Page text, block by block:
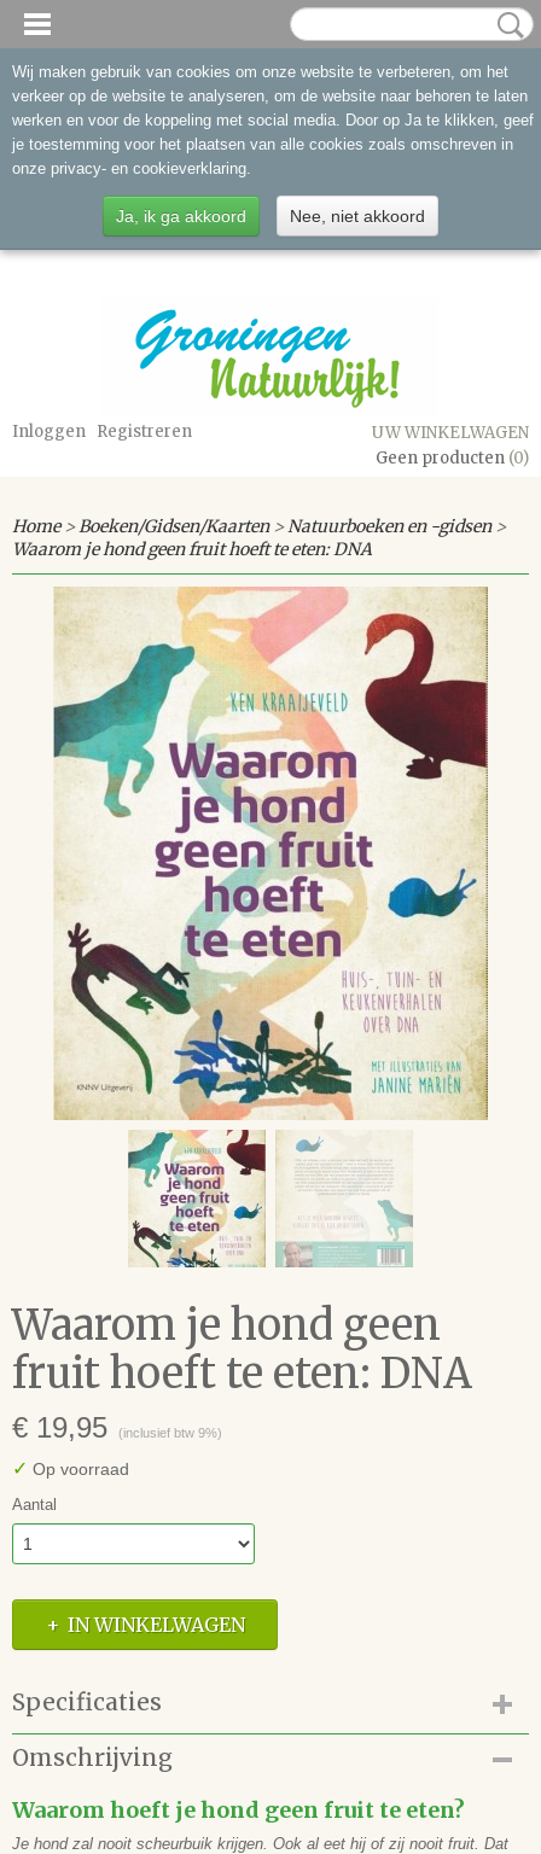
Inloggen Registreren
UW WINKELWAGEN
Geen producten (0)
Home>Boeken/Gidsen/Kaarten>Natuurboeken en -gidsen>
Waarom je hond geen fruit hoeft te eten: DNA
Waarom je hond geen
fruit hoeft te eten: DNA
€ 19,95 (inclusief btw 9%)
✓ Op voorraad
Aantal
IN WINKELWAGEN
Specificaties
Productcode
42.118.002
EAN code
Omschrijving
Waarom hoeft je hond geen fruit te eten?
Je hond zal nooit scheurbuik krijgen. Ook al eet hij of zij nooit fruit. Dat
Wij maken gebruik van cookies om onze website te verbeteren, om het
verkeer op de website te analyseren, om de website naar behoren te laten
werken en voor de koppeling met social media. Door op Ja te klikken, geef
je toestemming voor het plaatsen van alle cookies zoals omschreven in
onze privacy- en cookieverklaring.
Ja, ik ga akkoord Nee, niet akkoord